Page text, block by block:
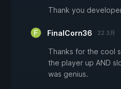
Thank you
FinalCorn36 22 3月
Thanks for the cool
the player up AND
was genius.